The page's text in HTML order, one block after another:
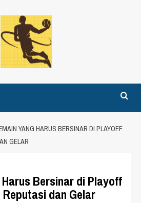
YANG HARUS BERSINAR DI PLAYOFF
GELAR
Bersinar di Playoff
Reputasi dan Gelar